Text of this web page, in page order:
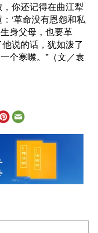
你还记得在曲江犁
‘革命没有恩怨和私
身父母，也要革
说的话，犹如泼了
个寒噤。”（文／袁